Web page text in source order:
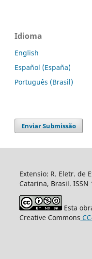
Idioma
English
Español (España)
Português (Brasil)
Enviar Submissão
Extensio: R. Eletr. de
Catarina, Brasil. ISSN
Esta
Creative Commons